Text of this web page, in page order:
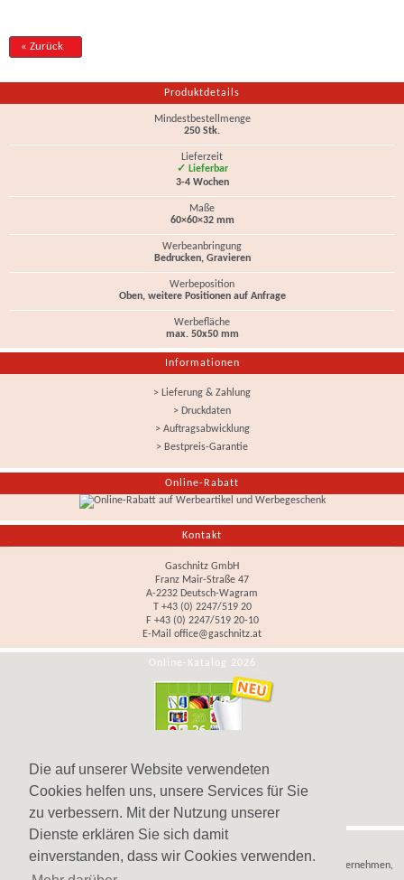
Die auf unserer Website verwendeten
Cookies helfen uns, unsere Services für Sie
zu verbessern. Mit der Nutzung unserer
Dienste erklären Sie sich damit
einverstanden, dass wir Cookies verwenden.
« Zurück
Produktdetails
Mindestbestellmenge
250 Stk.
Lieferzeit
✓ Lieferbar
3-4 Wochen
Maße
60×60×32 mm
Werbeanbringung
Bedrucken, Gravieren
Werbeposition
Oben, weitere Positionen auf Anfrage
Werbefläche
max. 50x50 mm
Informationen
> Lieferung & Zahlung
> Druckdaten
> Auftragsabwicklung
> Bestpreis-Garantie
Online-Rabatt
Kontakt
Gaschnitz GmbH
Franz Mair-Straße 47
A-2232 Deutsch-Wagram
T +43 (0) 2247/519 20
F +43 (0) 2247/519 20-10
E-Mail office@gaschnitz.at
Online-Katalog 2026
Hinweis
Werbeartikel
nur an Unternehmen,